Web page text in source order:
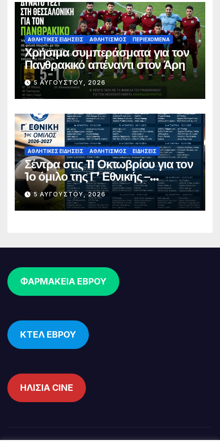
ΑΘΛΗΤΙΚΈΣ ΕΙΔΉΣΕΙΣ ΑΘΛΗΤΙΣΜΌΣ ΠΕΡΙΕΧΌΜΕΝΑ
Χρήσιμα συμπεράσματα για τον
Πανθρακικό απέναντι στον Άρη
5 ΑΥΓΟΎΣΤΟΥ, 2026
ΑΘΛΗΤΙΚΈΣ ΕΙΔΉΣΕΙΣ ΑΘΛΗΤΙΣΜΌΣ ΕΙΔΉΣΕΙΣ
Σέντρα στις 11 Οκτωβρίου για τον
1ο όμιλο της Γ’ Εθνικής –
Ανακοινώθηκε το πλήρες
πρόγραμμα
5 ΑΥΓΟΎΣΤΟΥ, 2026
ΦΑΡΜΑΚΕΙΑ ΕΒΡΟΥ
ΚΤΕΛ ΕΒΡΟΥ
ΗΛΙΣΙΑ CINE